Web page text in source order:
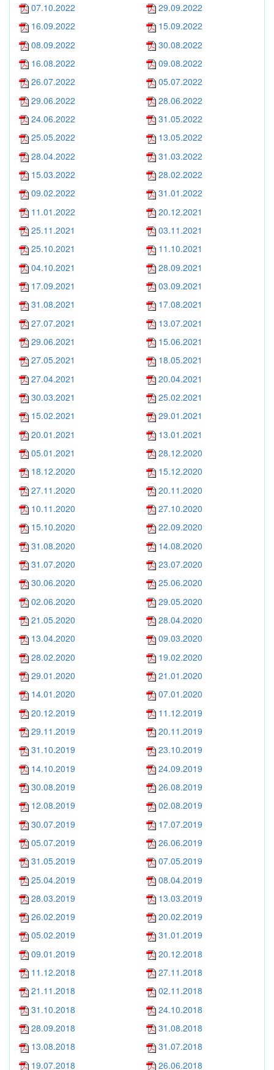
07.10.2022
29.09.2022
16.09.2022
15.09.2022
08.09.2022
30.08.2022
16.08.2022
09.08.2022
26.07.2022
05.07.2022
29.06.2022
28.06.2022
24.06.2022
31.05.2022
25.05.2022
13.05.2022
28.04.2022
31.03.2022
15.03.2022
28.02.2022
09.02.2022
31.01.2022
11.01.2022
20.12.2021
25.11.2021
03.11.2021
25.10.2021
11.10.2021
04.10.2021
28.09.2021
17.09.2021
03.09.2021
31.08.2021
17.08.2021
27.07.2021
13.07.2021
29.06.2021
15.06.2021
27.05.2021
18.05.2021
27.04.2021
20.04.2021
30.03.2021
25.02.2021
15.02.2021
29.01.2021
20.01.2021
13.01.2021
05.01.2021
28.12.2020
18.12.2020
15.12.2020
27.11.2020
20.11.2020
10.11.2020
27.10.2020
15.10.2020
22.09.2020
31.08.2020
14.08.2020
31.07.2020
23.07.2020
30.06.2020
25.06.2020
02.06.2020
29.05.2020
21.05.2020
28.04.2020
13.04.2020
09.03.2020
28.02.2020
19.02.2020
29.01.2020
21.01.2020
14.01.2020
07.01.2020
20.12.2019
11.12.2019
29.11.2019
20.11.2019
31.10.2019
23.10.2019
14.10.2019
24.09.2019
30.08.2019
26.08.2019
12.08.2019
02.08.2019
30.07.2019
17.07.2019
05.07.2019
26.06.2019
31.05.2019
07.05.2019
25.04.2019
08.04.2019
28.03.2019
13.03.2019
26.02.2019
20.02.2019
05.02.2019
31.01.2019
09.01.2019
20.12.2018
11.12.2018
27.11.2018
21.11.2018
02.11.2018
31.10.2018
24.10.2018
28.09.2018
31.08.2018
13.08.2018
31.07.2018
19.07.2018
26.06.2018